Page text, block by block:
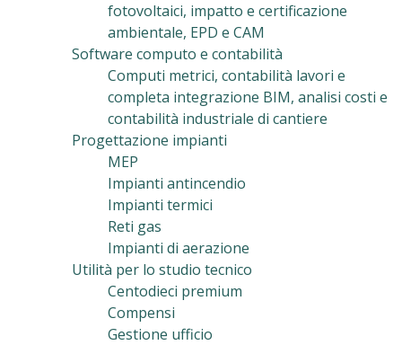
fotovoltaici, impatto e certificazione
ambientale, EPD e CAM
Software computo e contabilità
Computi metrici, contabilità lavori e
completa integrazione BIM, analisi costi e
contabilità industriale di cantiere
Progettazione impianti
MEP
Impianti antincendio
Impianti termici
Reti gas
Impianti di aerazione
Utilità per lo studio tecnico
Centodieci premium
Compensi
Gestione ufficio